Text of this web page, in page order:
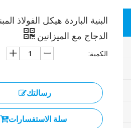
البنية الباردة هيكل الفولاذ
الدجاج مع الميزانين
الكمية:
رسالتك
سلة الاستفسارات